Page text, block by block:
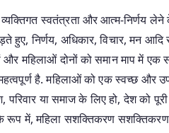
स्वतंत्रता और आत्म-निर्णय
हुए, निर्णय, अधिकार, विचार, मन
और महिलाओं दोनों को समान माप में
है. महिलाओं को एक स्वच्छ और
परिवार या समाज के लिए हो, देश को
रूप में, महिला सशक्तिकरण